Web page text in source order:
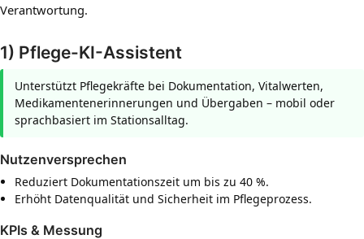
Verantwortung.
1) Pflege-KI-Assistent
Unterstützt Pflegekräfte bei Dokumentation, Vitalwerten,
Medikamentenerinnerungen und Übergaben – mobil oder
sprachbasiert im Stationsalltag.
Nutzenversprechen
Reduziert Dokumentationszeit um bis zu 40 %.
Erhöht Datenqualität und Sicherheit im Pflegeprozess.
KPIs & Messung